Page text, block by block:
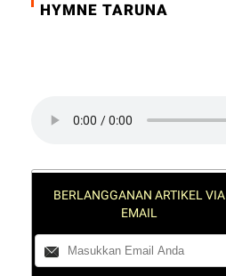
HYMNE TARUNA
BERLANGGANAN ARTIKEL VIA
EMAIL